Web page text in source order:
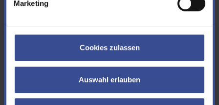
Marketing
Cookies zulassen
Auswahl erlauben
Situationsanalysen, Prognosen, Berichte u. v. m.